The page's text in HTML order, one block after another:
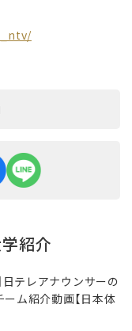
紹介
日テレアナウンサーの
ム紹介動画【日本体